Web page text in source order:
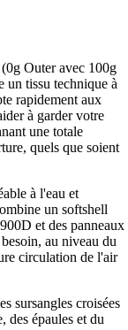
Outer avec 100g
un tissu technique à
rapidement aux
à garder votre
une totale
quels que soient
à l'eau et
un softshell
et des panneaux
au niveau du
circulation de l'air
sursangles croisées
des épaules et du